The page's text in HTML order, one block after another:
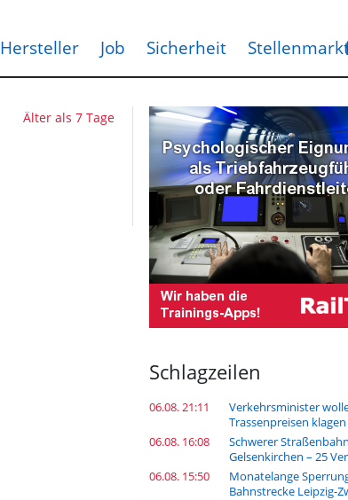
Hersteller Job Sicherheit
Älter als 7 Tage
Schlagzeilen
06.08. 21:11
Verkehrsminister
Trassenpreisen klagen
06.08. 16:08
Schwerer
Gelsenkirchen – 25
06.08. 15:50
Monatelange
Bahnstrecke Leipzig-